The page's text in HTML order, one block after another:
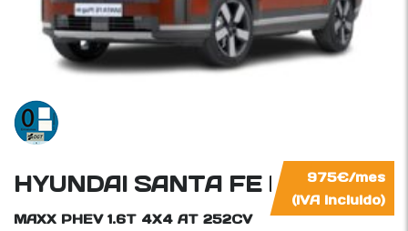
975€/mes
(IVA incluido)
HYUNDAI SANTA FE HÍBRIDO
MAXX PHEV 1.6T 4X4 AT 252CV